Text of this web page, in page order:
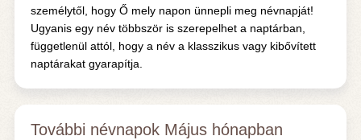
személytől, hogy Ő mely napon ünnepli meg névnapját!
Ugyanis egy név többször is szerepelhet a naptárban,
függetlenül attól, hogy a név a klasszikus vagy kibővített
naptárakat gyarapítja.
További névnapok Május hónapban